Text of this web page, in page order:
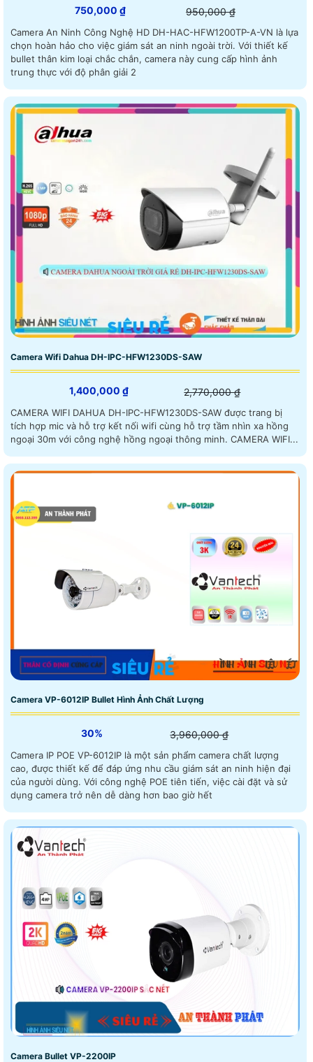
750,000 ₫ 950,000 ₫
Camera An Ninh Công Nghệ HD DH-HAC-HFW1200TP-A-VN là lựa
chọn hoàn hảo cho việc giám sát an ninh ngoài trời. Với thiết kế
bullet thân kim loại chắc chắn, camera này cung cấp hình ảnh
trung thực với độ phân giải 2
Camera Wifi Dahua DH-IPC-HFW1230DS-SAW
1,400,000 ₫ 2,770,000 ₫
CAMERA WIFI DAHUA DH-IPC-HFW1230DS-SAW được trang bị
tích hợp mic và hỗ trợ kết nối wifi cùng hỗ trợ tầm nhìn xa hồng
ngoại 30m với công nghệ hồng ngoại thông minh. CAMERA WIFI...
Camera VP-6012IP Bullet Hình Ảnh Chất Lượng
30% 3,960,000 ₫
Camera IP POE VP-6012IP là một sản phẩm camera chất lượng
cao, được thiết kế để đáp ứng nhu cầu giám sát an ninh hiện đại
của người dùng. Với công nghệ POE tiên tiến, việc cài đặt và sử
dụng camera trở nên dễ dàng hơn bao giờ hết
Camera Bullet VP-2200IP